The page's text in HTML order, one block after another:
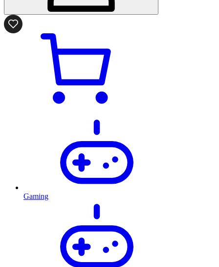
Gaming